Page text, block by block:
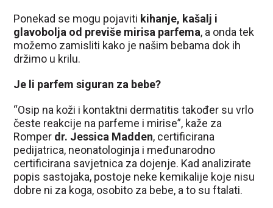
Ponekad se mogu pojaviti kihanje, kašalj i
glavobolja od previše mirisa parfema, a onda tek
možemo zamisliti kako je našim bebama dok ih
držimo u krilu.
Je li parfem siguran za bebe?
“Osip na koži i kontaktni dermatitis također su vrlo
česte reakcije na parfeme i mirise”, kaže za
Romper dr. Jessica Madden, certificirana
pedijatrica, neonatologinja i međunarodno
certificirana savjetnica za dojenje. Kad analizirate
popis sastojaka, postoje neke kemikalije koje nisu
dobre ni za koga, osobito za bebe, a to su ftalati.